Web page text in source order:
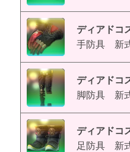
ディアドコ
手防具
新
ディアドコ
脚防具
新
ディアドコ
足防具
新